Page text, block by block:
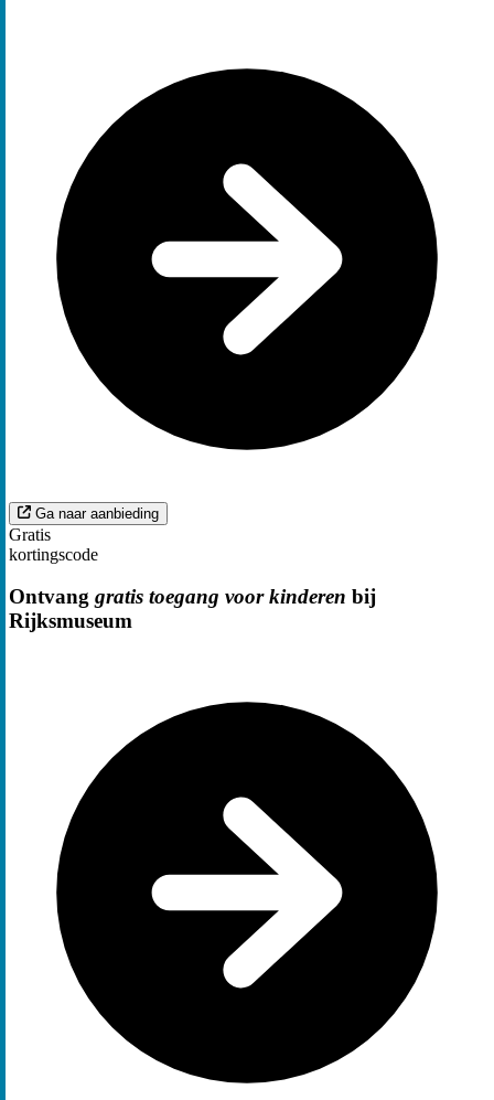
Ga naar aanbieding
Gratis
kortingscode
Ontvang gratis toegang voor kinderen bij
Rijksmuseum